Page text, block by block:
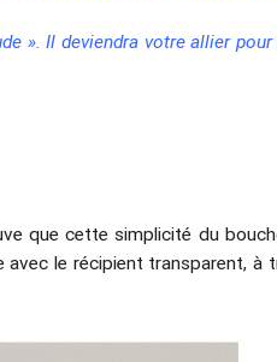
». Il deviendra votre allier pour
que cette simplicité du
le récipient transparent, à